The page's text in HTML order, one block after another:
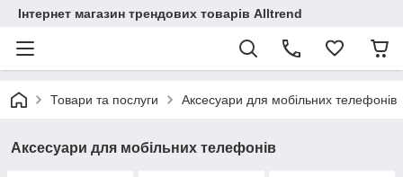
Інтернет магазин трендових товарів Alltrend
Товари та послуги Аксесуари для мобільних телефонів
Аксесуари для мобільних телефонів